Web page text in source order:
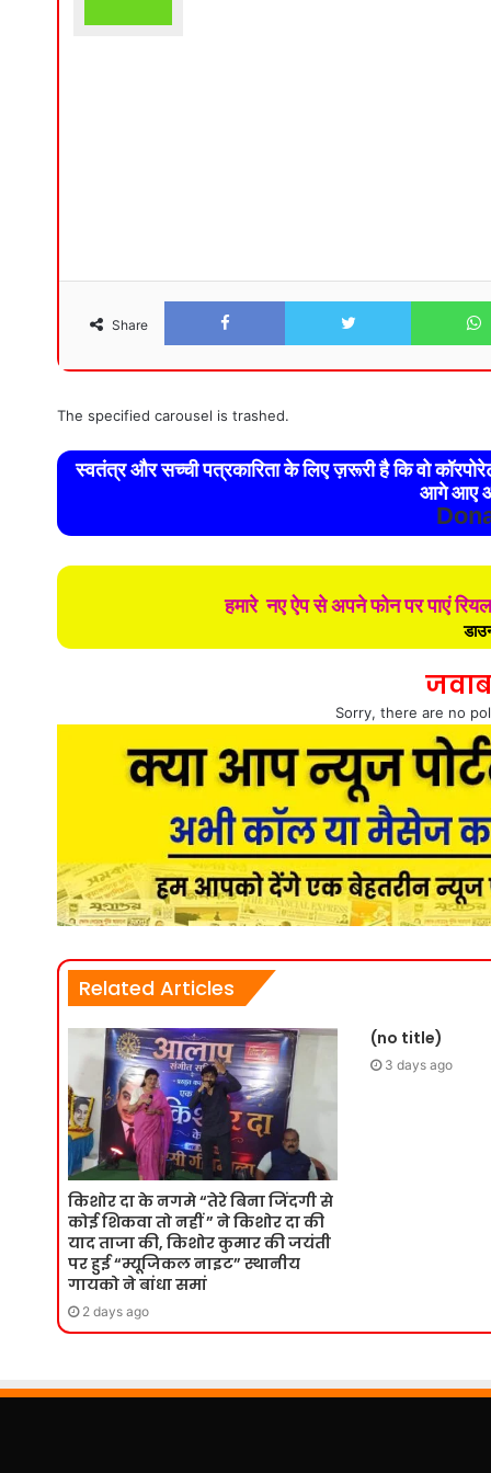
Share
Facebook Twitter
The specified carousel is trashed.
स्वतंत्र और सच्ची पत्रकारिता के लिए ज़रूरी है कि वो
आगे आए
हमारे नए ऐप से अपने फोन पर पाएं
Sorry, there are no
Related Articles
किशोर दा के नगमे “तेरे बिना जिंदगी से
कोई शिकवा तो नहीं ” ने किशोर दा की
याद ताजा की, किशोर कुमार की जयंती
पर हुई “म्यूजिकल नाइट” स्थानीय
गायको ने बांधा समां
2 days ago
(no title)
3 days ago